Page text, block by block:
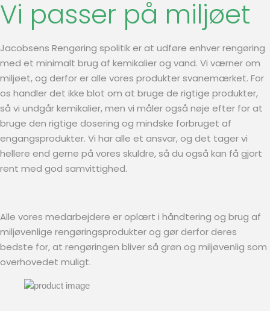
Vi passer på miljøet
Jacobsens Rengøring spolitik er at udføre enhver rengøring
med et minimalt brug af kemikalier og vand. Vi værner om
miljøet, og derfor er alle vores produkter svanemærket. For
os handler det ikke blot om at bruge de rigtige produkter,
så vi undgår kemikalier, men vi måler også nøje efter for at
bruge den rigtige dosering og mindske forbruget af
engangsprodukter. Vi har alle et ansvar, og det tager vi
hellere end gerne på vores skuldre, så du også kan få gjort
rent med god samvittighed.
Alle vores medarbejdere er oplært i håndtering og brug af
miljøvenlige rengøringsprodukter og gør derfor deres
bedste for, at rengøringen bliver så grøn og miljøvenlig som
overhovedet muligt.